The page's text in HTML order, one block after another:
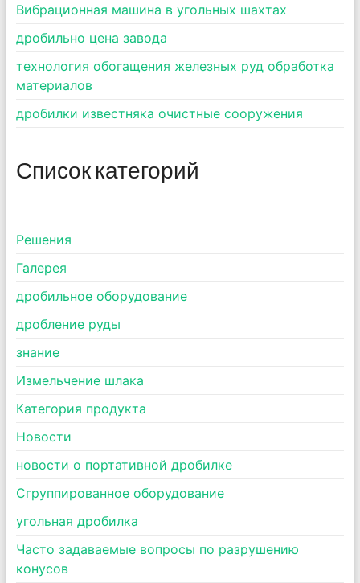
Вибрационная машина в угольных шахтах
дробильно цена завода
технология обогащения железных руд обработка
материалов
дробилки известняка очистные сооружения
Список категорий
Pешения
Галерея
дробильное оборудование
дробление руды
знание
Измельчение шлака
Категория продукта
Новости
новости о портативной дробилке
Сгруппированное оборудование
угольная дробилка
Часто задаваемые вопросы по разрушению
конусов